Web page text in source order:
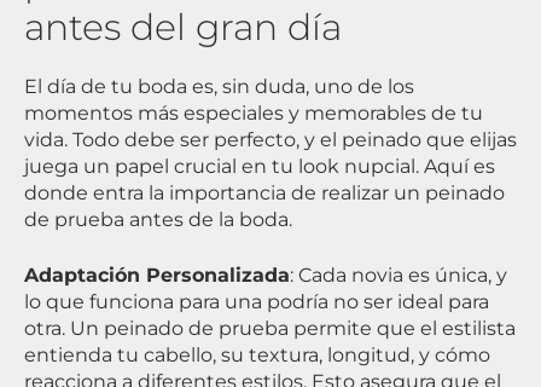
antes del gran día
El día de tu boda es, sin duda, uno de los
momentos más especiales y memorables de tu
vida. Todo debe ser perfecto, y el peinado que elijas
juega un papel crucial en tu look nupcial. Aquí es
donde entra la importancia de realizar un peinado
de prueba antes de la boda.
Adaptación Personalizada: Cada novia es única, y
lo que funciona para una podría no ser ideal para
otra. Un peinado de prueba permite que el estilista
entienda tu cabello, su textura, longitud, y cómo
reacciona a diferentes estilos. Esto asegura que el